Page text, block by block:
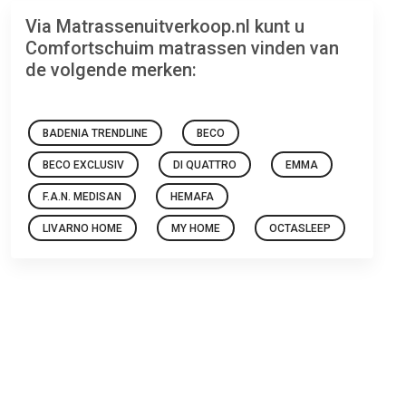
Via Matrassenuitverkoop.nl kunt u
Comfortschuim matrassen vinden van
de volgende merken:
BADENIA TRENDLINE BECO
BECO EXCLUSIV DI QUATTRO EMMA
F.A.N. MEDISAN HEMAFA
LIVARNO HOME MY HOME OCTASLEEP